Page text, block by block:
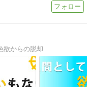
欲からの脱却